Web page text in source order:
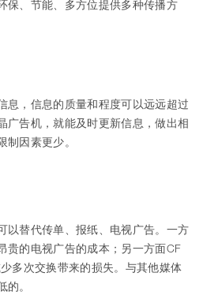
保、节能、多方位提供多种传播方
息，信息的质量和程度可以远远超过
广告机，就能及时更新信息，做出相
制因素更少。
以替代传单、报纸、电视广告。一方
贵的电视广告的成本；另一方面CF
多次交换带来的损失。与其他媒体
的。